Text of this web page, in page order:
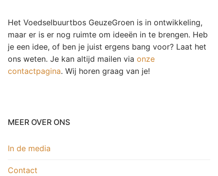
Het Voedselbuurtbos GeuzeGroen is in ontwikkeling,
maar er is er nog ruimte om ideeën in te brengen. Heb
je een idee, of ben je juist ergens bang voor? Laat het
ons weten. Je kan altijd mailen via onze
contactpagina. Wij horen graag van je!
MEER OVER ONS
In de media
Contact